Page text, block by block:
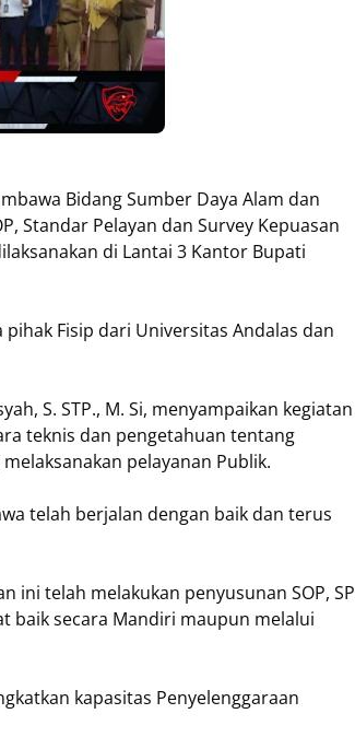
Bidang Sumber Daya Alam dan
Standar Pelayan dan Survey Kepuasan
di Lantai 3 Kantor Bupati
Fisip dari Universitas Andalas dan
S. STP., M. Si, menyampaikan kegiatan
teknis dan pengetahuan tentang
pelayanan Publik.
telah berjalan dengan baik dan terus
ini telah melakukan penyusunan SOP, SP
baik secara Mandiri maupun melalui
kapasitas Penyelenggaraan